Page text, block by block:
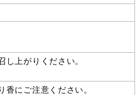
し上がりください。
香にご注意ください。